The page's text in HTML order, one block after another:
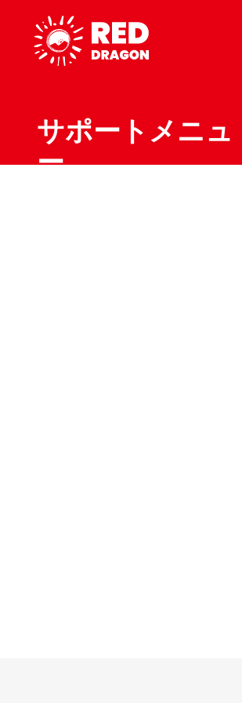
サポートメニュ
ー